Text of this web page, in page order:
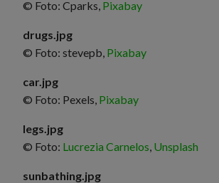
© Foto: Cparks, Pixabay
drugs.jpg
© Foto: stevepb, Pixabay
car.jpg
© Foto: Pexels, Pixabay
legs.jpg
© Foto: Lucrezia Carnelos, Unsplash
sunbathing.jpg